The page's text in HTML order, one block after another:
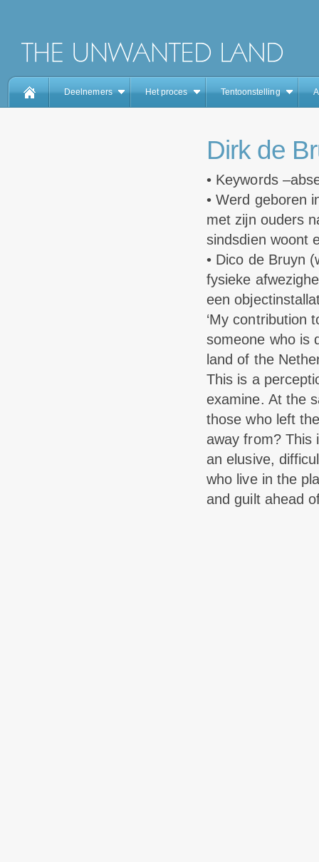
Deelnemers Het proces Tentoonstelling
Dirk de
• Keywords
• Werd geboren
met zijn ouders
sindsdien woont
• Dico de Bruyn
fysieke
een
‘My contribution
someone who is
land of the
This is a
examine. At the
those who left
away from? This
an elusive,
who live in the
and guilt ahead